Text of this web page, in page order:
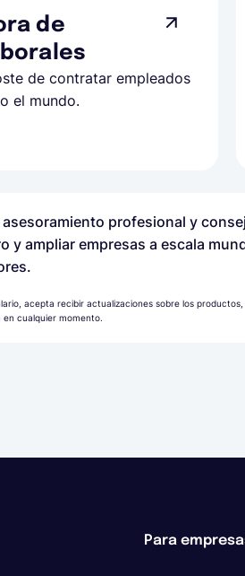
de
de contratar empleados
el mundo.
asesoramiento profesional y
y ampliar empresas a escala
acepta recibir actualizaciones sobre los
en cualquier momento.
Para